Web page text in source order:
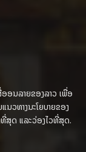
ອນລາຍຂອງລາວ ເພື່ອ
ວທາງນະໂຍບາຍຂອງ
ສຸດ ແລະວ່ອງໄວທີ່ສຸດ.